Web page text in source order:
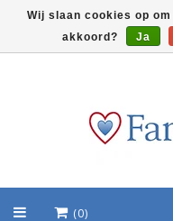
(0)
Wij slaan cookies op
akkoord?
Ja